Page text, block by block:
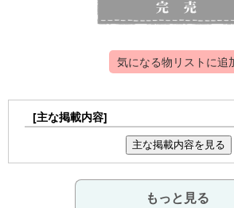
気になる物リストに追
[主な掲載内容]
主な掲載内容を見る
もっと見る